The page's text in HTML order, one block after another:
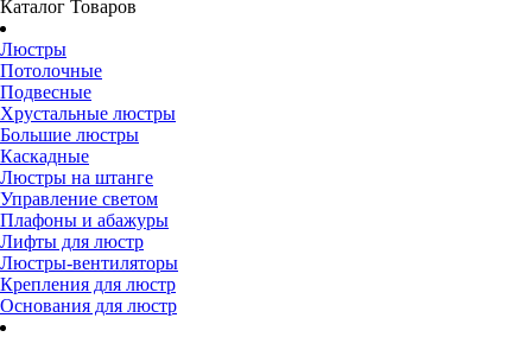
Каталог Товаров
Люстры
Потолочные
Подвесные
Хрустальные люстры
Большие люстры
Каскадные
Люстры на штанге
Управление светом
Плафоны и абажуры
Лифты для люстр
Люстры-вентиляторы
Крепления для люстр
Основания для люстр